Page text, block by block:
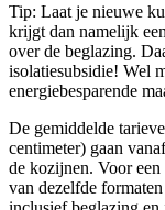
Tip: Laat je nieuwe
krijgt dan namelijk
over de beglazing.
isolatiesubsidie! Wel
energiebesparende
De gemiddelde
centimeter) gaan
de kozijnen. Voor
van dezelfde